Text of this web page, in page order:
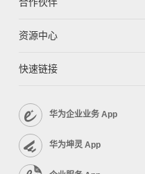
资源中心
快速链接
华为企业业务 App
华为坤灵 App